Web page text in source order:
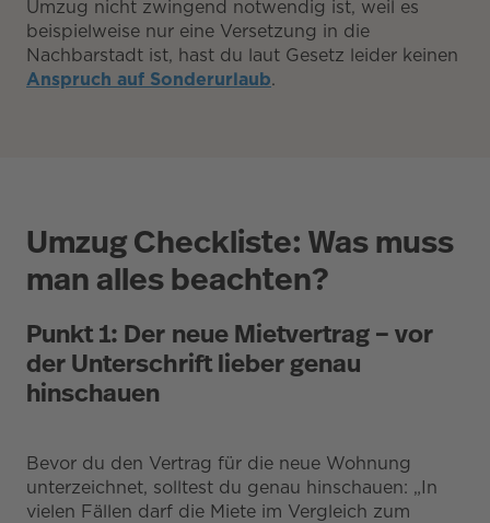
Umzug nicht zwingend notwendig ist, weil es
beispielweise nur eine Versetzung in die
Nachbarstadt ist, hast du laut Gesetz leider keinen
Anspruch auf Sonderurlaub.
Umzug Checkliste: Was muss
man alles beachten?
Punkt 1: Der neue Mietvertrag – vor
der Unterschrift lieber genau
hinschauen
Bevor du den Vertrag für die neue Wohnung
unterzeichnet, solltest du genau hinschauen: „In
vielen Fällen darf die Miete im Vergleich zum